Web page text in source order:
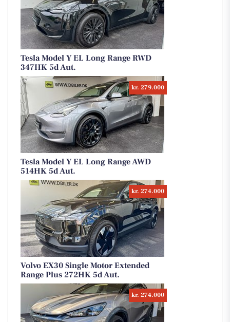
Tesla Model Y EL Long Range RWD
347HK 5d Aut.
kr. 279.000
Tesla Model Y EL Long Range AWD
514HK 5d Aut.
kr. 274.000
Volvo EX30 Single Motor Extended
Range Plus 272HK 5d Aut.
kr. 274.000